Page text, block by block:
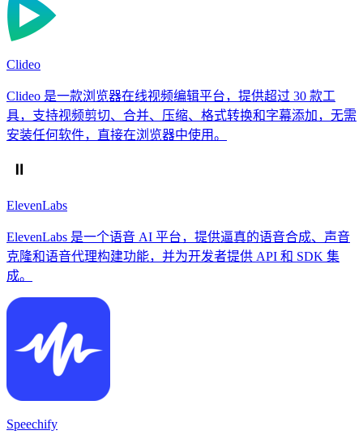
Clideo
Clideo 是一款浏览器在线视频编辑平台，提供超过 30 款工
具，支持视频剪切、合并、压缩、格式转换和字幕添加，无需
安装任何软件，直接在浏览器中使用。
ElevenLabs
ElevenLabs 是一个语音 AI 平台，提供逼真的语音合成、声音
克隆和语音代理构建功能，并为开发者提供 API 和 SDK 集
成。
Speechify